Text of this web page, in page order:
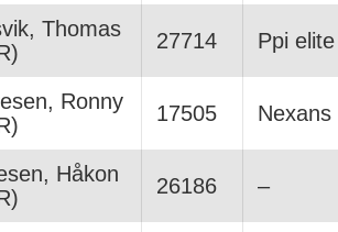
Thomas
27714 Ppi elite
Ronny
17505 Nexans
Håkon
26186 –